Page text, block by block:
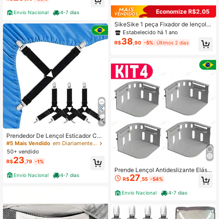
Envio Nacional 4-7 dias
4
Prendedor De Lençol Esticador Ca
ma Todos Tamanhos 4 Pcs com Pre
silha coisas diferentes para casa
#5 Mais Vendido
em Diariamente Fixadores e pinças para folhas
50+ vendido
R$23 ,79 -1%
Envio Nacional 4-7 dias
Economize R$2,05
SikeSike 1 peça Fixador de lençol a
justável
Estabelecido há 1 ano
R$38 ,90 -5% Últimos 2 dias
Prende Lençol Antideslizante Elásti
co Ajustável Para Colchão Cama S
em Prego
R$27,55 -54%
Envio Nacional 4-7 dias